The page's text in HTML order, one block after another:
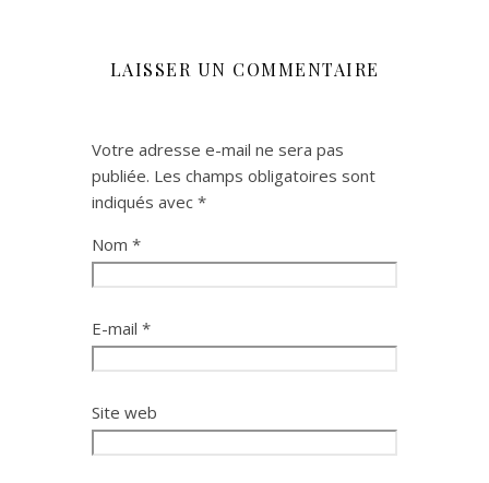
LAISSER UN COMMENTAIRE
Votre adresse e-mail ne sera pas
publiée. Les champs obligatoires sont
indiqués avec *
Nom *
E-mail *
Site web